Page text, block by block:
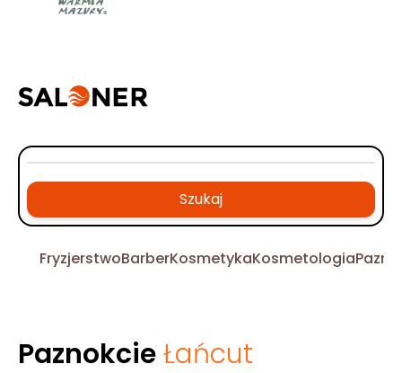
Szukaj
FryzjerstwoBarberKosmetykaKosmetologia
PaznokcieŁańcut